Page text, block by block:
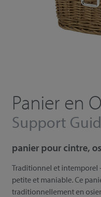
Panier en
Support
panier pour cintre,
Traditionnel et intemporel
petite et maniable. Ce
traditionnellement en